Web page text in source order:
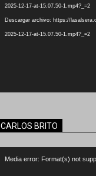
2025-12-17-at-15.07.50-1.mp4?_=2
Descargar archivo: https://
2025-12-17-at-15.07.50-1.mp4?_=2
CARLOS BRITO
Media error: Format(s) not